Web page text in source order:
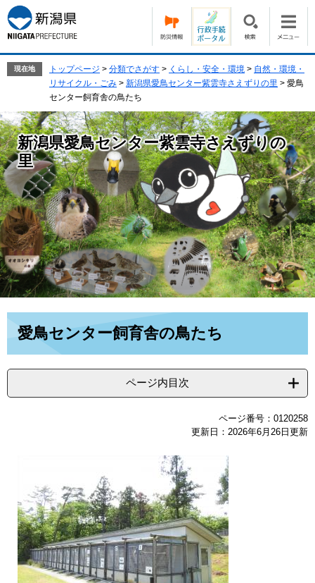
ー
ジ
の
す。
ニ
ュ
ー
し
て
本
文
へ
現在地 トップページ > 分類でさがす > くらし・安全・環境 > 自然・環境・
リサイクル・ごみ > 新潟県愛鳥センター紫雲寺さえずりの里 > 愛鳥
センター飼育舎の鳥たち
新潟県愛鳥センター紫雲寺さえずりの
里
愛鳥センター飼育舎の鳥たち
ページ内目次
ページ番号：0120258
更新日：2026年6月26日更新